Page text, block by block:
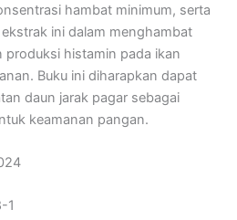
hambat minimum, serta
ini dalam menghambat
produksi histamin pada ikan
Buku ini diharapkan dapat
daun jarak pagar sebagai
keamanan pangan.
1